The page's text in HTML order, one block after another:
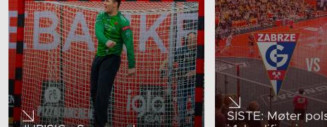
SISTE: Møter